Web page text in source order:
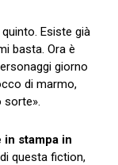
Esiste già
basta. Ora è
giorno
di marmo,
sorte».
stampa in
questa fiction,